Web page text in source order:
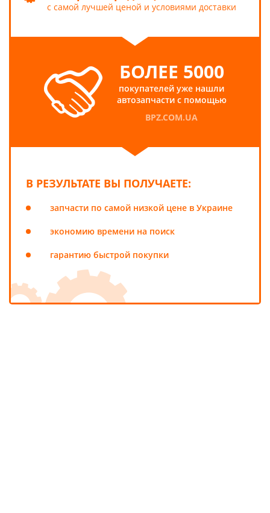
с самой лучшей ценой и условиями доставки
БОЛЕЕ 5000
покупателей уже нашли
автозапчасти с помощью
BPZ.COM.UA
В РЕЗУЛЬТАТЕ ВЫ ПОЛУЧАЕТЕ:
запчасти по самой низкой цене в Украине
экономию времени на поиск
гарантию быстрой покупки